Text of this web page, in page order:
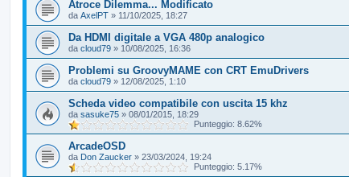
Atroce Dilemma... Modificato
da AxelPT » 11/10/2025, 18:27
Da HDMI digitale a VGA 480p analogico
da cloud79 » 10/08/2025, 16:36
Problemi su GroovyMAME con CRT EmuDrivers
da cloud79 » 12/08/2025, 1:10
Scheda video compatibile con uscita 15 khz
da sasuke75 » 08/01/2015, 18:29
Punteggio: 8.62%
ArcadeOSD
da Don Zaucker » 23/03/2024, 19:24
Punteggio: 5.17%